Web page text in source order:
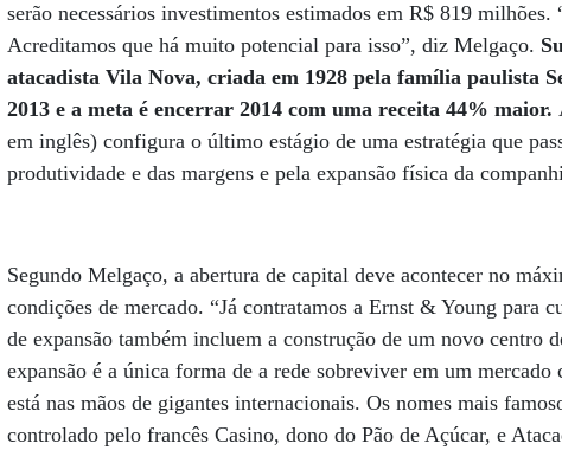
serão necessários investimentos estimados em R$ 819
Acreditamos que há muito potencial para isso”, diz Melgaço.
atacadista Vila Nova, criada em 1928 pela família paulista
2013 e a meta é encerrar 2014 com uma receita 44% maior.
em inglês) configura o último estágio de uma estratégia que
produtividade e das margens e pela expansão física da
Segundo Melgaço, a abertura de capital deve acontecer no
condições de mercado. “Já contratamos a Ernst & Young para
de expansão também incluem a construção de um novo
expansão é a única forma de a rede sobreviver em um
está nas mãos de gigantes internacionais. Os nomes mais
controlado pelo francês Casino, dono do Pão de Açúcar, e